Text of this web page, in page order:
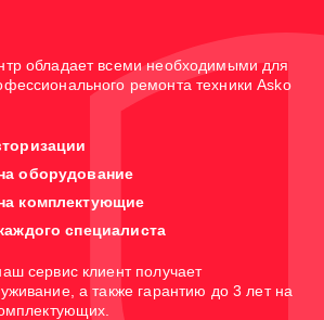
обладает всеми необходимыми для
ремонта техники Asko
оборудование
комплектующие
специалиста
сервис клиент получает
а также гарантию до 3 лет на